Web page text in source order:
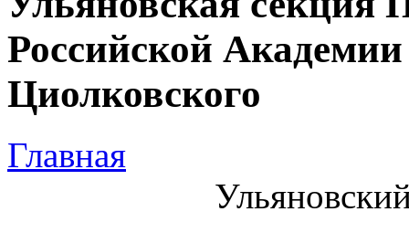
Российской
Циолковского
Главная